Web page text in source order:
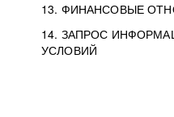
13. ФИНАНСОВЫЕ
14. ЗАПРОС
УСЛОВИЙ